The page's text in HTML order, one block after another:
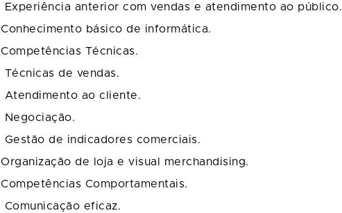
Experiência anterior com vendas e atendimento ao público.
Conhecimento básico de informática.
Competências Técnicas.
Técnicas de vendas.
Atendimento ao cliente.
Negociação.
Gestão de indicadores comerciais.
Organização de loja e visual merchandising.
Competências Comportamentais.
Comunicação eficaz.